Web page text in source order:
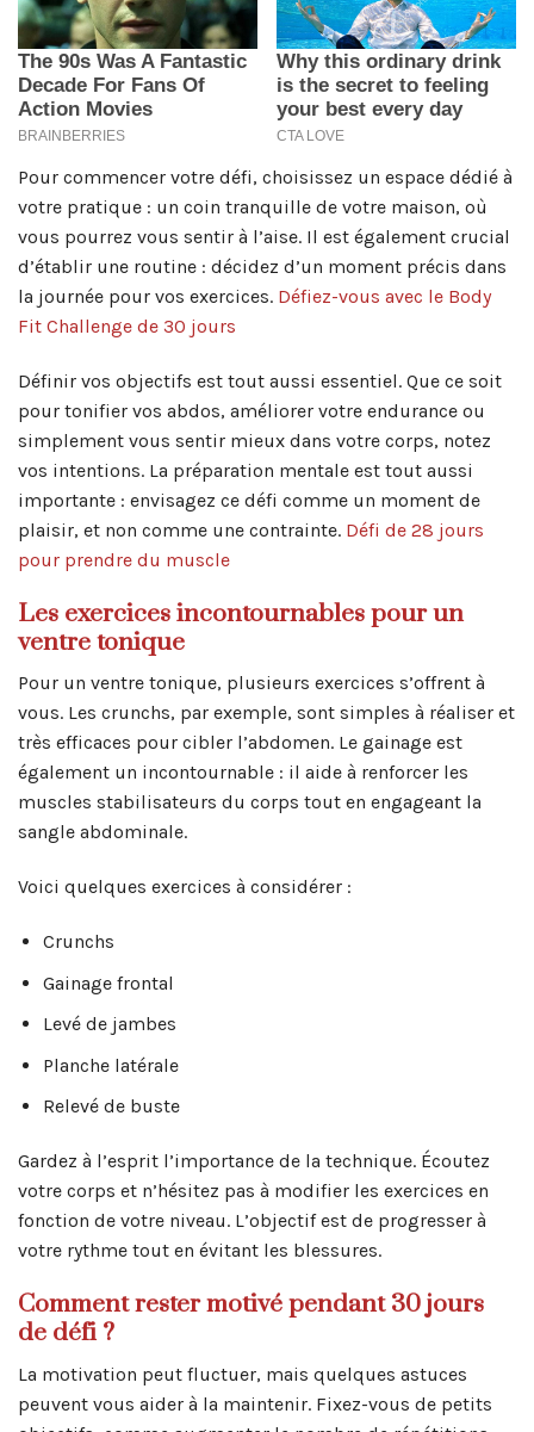
Pour commencer votre défi, choisissez un espace dédié à
votre pratique : un coin tranquille de votre maison, où
vous pourrez vous sentir à l’aise. Il est également crucial
d’établir une routine : décidez d’un moment précis dans
la journée pour vos exercices. Défiez-vous avec le Body
Fit Challenge de 30 jours
Définir vos objectifs est tout aussi essentiel. Que ce soit
pour tonifier vos abdos, améliorer votre endurance ou
simplement vous sentir mieux dans votre corps, notez
vos intentions. La préparation mentale est tout aussi
importante : envisagez ce défi comme un moment de
plaisir, et non comme une contrainte. Défi de 28 jours
pour prendre du muscle
Les exercices incontournables pour un
ventre tonique
Pour un ventre tonique, plusieurs exercices s’offrent à
vous. Les crunchs, par exemple, sont simples à réaliser et
très efficaces pour cibler l’abdomen. Le gainage est
également un incontournable : il aide à renforcer les
muscles stabilisateurs du corps tout en engageant la
sangle abdominale.
Voici quelques exercices à considérer :
Crunchs
Gainage frontal
Levé de jambes
Planche latérale
Relevé de buste
Gardez à l’esprit l’importance de la technique. Écoutez
votre corps et n’hésitez pas à modifier les exercices en
fonction de votre niveau. L’objectif est de progresser à
votre rythme tout en évitant les blessures.
Comment rester motivé pendant 30 jours
de défi ?
La motivation peut fluctuer, mais quelques astuces
peuvent vous aider à la maintenir. Fixez-vous de petits